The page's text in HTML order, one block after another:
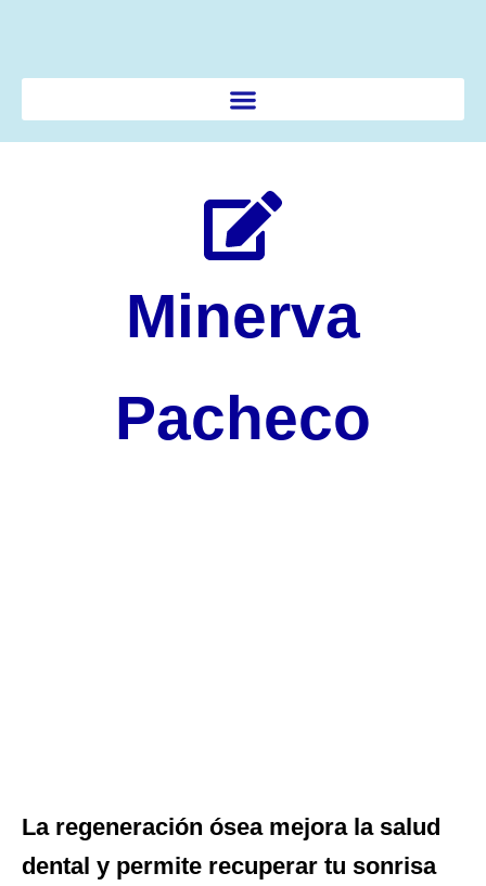
Minerva
Pacheco
La regeneración ósea mejora la salud
dental y permite recuperar tu sonrisa